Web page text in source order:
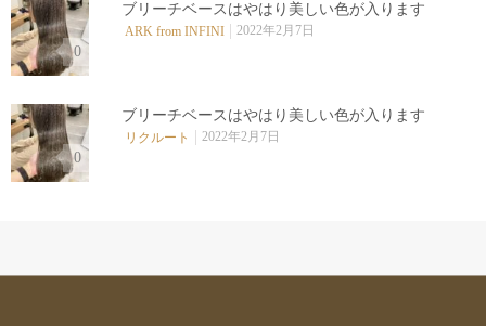
0
ブリーチベースはやはり美しい色が入ります
ARK from INFINI 2022年2月7日
0
ブリーチベースはやはり美しい色が入ります
リクルート 2022年2月7日